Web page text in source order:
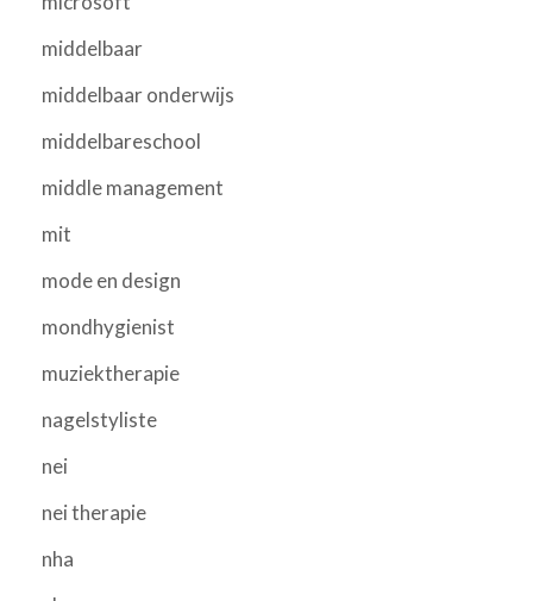
middelbaar
middelbaar onderwijs
middelbareschool
middle management
mit
mode en design
mondhygienist
muziektherapie
nagelstyliste
nei
nei therapie
nha